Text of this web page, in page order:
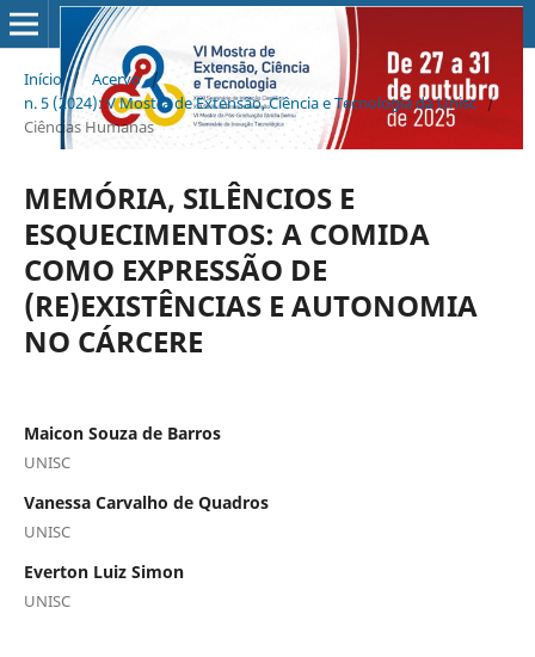
Início / Acervo /
n. 5 (2024): V Mostra de Extensão, Ciência e Tecnologia da Unisc /
Ciências Humanas
MEMÓRIA, SILÊNCIOS E
ESQUECIMENTOS: A COMIDA
COMO EXPRESSÃO DE
(RE)EXISTÊNCIAS E AUTONOMIA
NO CÁRCERE
Maicon Souza de Barros
UNISC
Vanessa Carvalho de Quadros
UNISC
Everton Luiz Simon
UNISC